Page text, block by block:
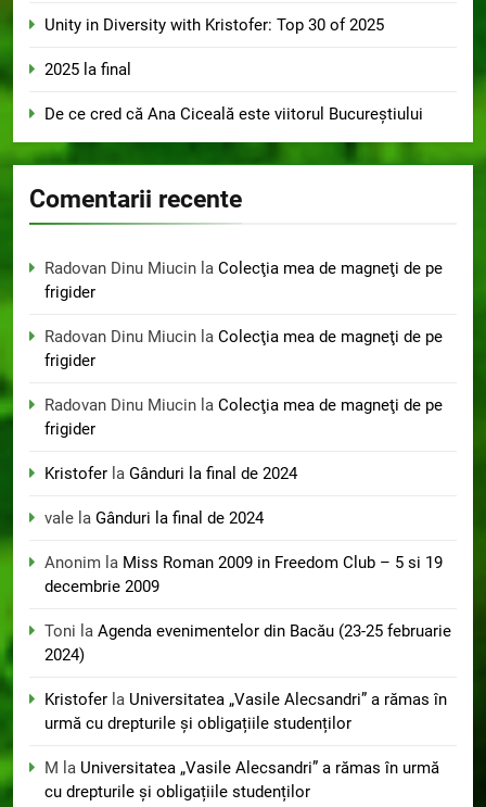
Unity in Diversity with Kristofer: Top 30 of 2025
2025 la final
De ce cred că Ana Ciceală este viitorul Bucureștiului
Comentarii recente
Radovan Dinu Miucin la Colecţia mea de magneţi de pe
frigider
Radovan Dinu Miucin la Colecţia mea de magneţi de pe
frigider
Radovan Dinu Miucin la Colecţia mea de magneţi de pe
frigider
Kristofer la Gânduri la final de 2024
vale la Gânduri la final de 2024
Anonim la Miss Roman 2009 in Freedom Club – 5 si 19
decembrie 2009
Toni la Agenda evenimentelor din Bacău (23-25 februarie
2024)
Kristofer la Universitatea „Vasile Alecsandri” a rămas în
urmă cu drepturile și obligațiile studenților
M la Universitatea „Vasile Alecsandri” a rămas în urmă
cu drepturile și obligațiile studenților